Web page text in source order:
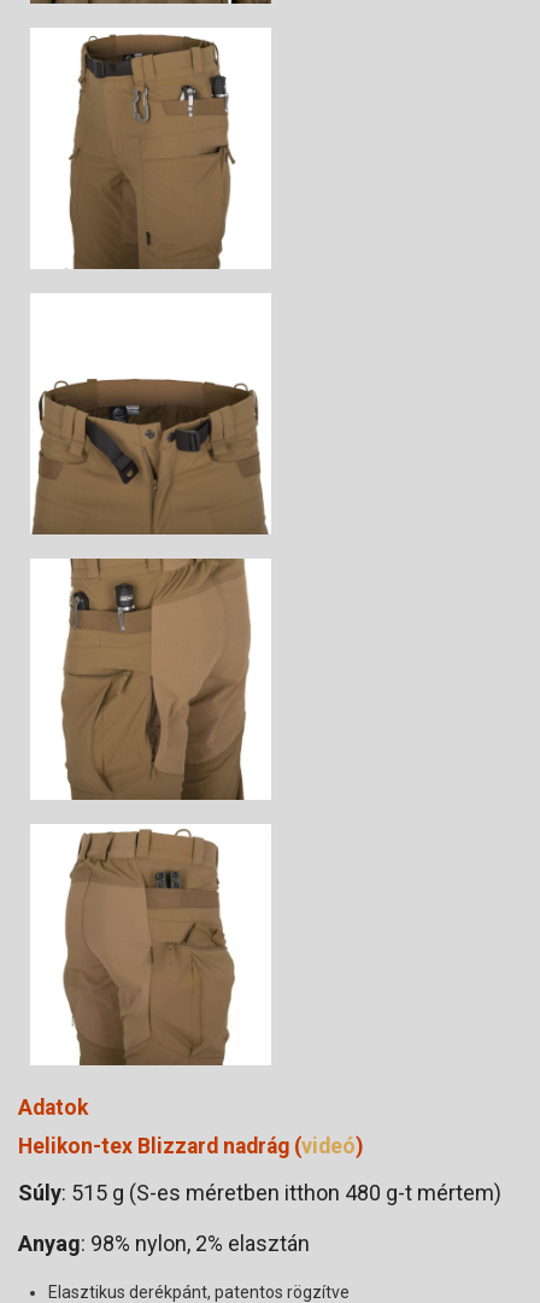
Adatok
Helikon-tex Blizzard nadrág (videó)
Súly: 515 g (S-es méretben itthon 480 g-t mértem)
Anyag: 98% nylon, 2% elasztán
Elasztikus derékpánt, patentos rögzítve